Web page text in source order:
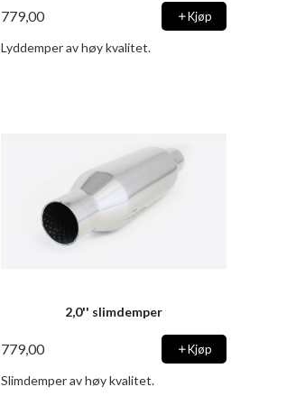
779,00 Kjøp
Lyddemper av høy kvalitet.
2,0'' slimdemper
779,00 Kjøp
Slimdemper av høy kvalitet.